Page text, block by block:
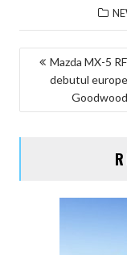
NAVIGARE
ARTICOLE
Mazda MX-5
debutul
Goodwood